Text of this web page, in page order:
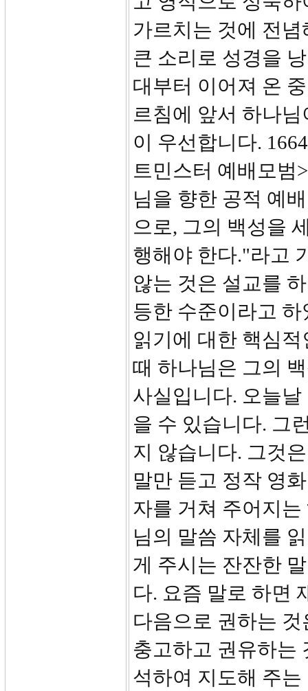
가르치는 것에 전
큰 소리로 성경을
대부터 이어져 온
르침에 앞서 하나
이 우선합니다.
트민스터 예배모범
님을 향한 공적 예
으로, 그의 백성을
행해야 한다."라고
않는 것은 설교를
등한 수준이라고
읽기에 대한 핵심
때 하나님은 그의
사실입니다. 오늘
을 수 있습니다. 그
지 않습니다. 그것
말만 듣고 정작 영
자를 거쳐 주어지
님의 말씀 자체를
게 주시는 잔잔한
다. 요즘 말로 하면
다음으로 권하는
충고하고 권유하는
석하여 지도해 주